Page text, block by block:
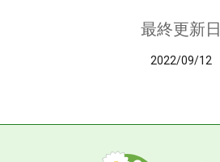
最終更新日
2022/09/12